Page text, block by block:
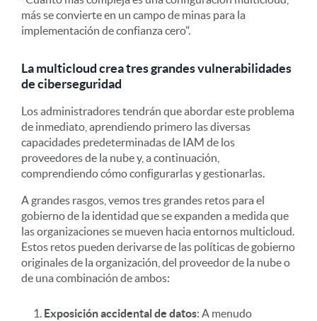
más se convierte en un campo de minas para la
implementación de confianza cero".
La multicloud crea tres grandes vulnerabilidades
de ciberseguridad
Los administradores tendrán que abordar este problema
de inmediato, aprendiendo primero las diversas
capacidades predeterminadas de IAM de los
proveedores de la nube y, a continuación,
comprendiendo cómo configurarlas y gestionarlas.
A grandes rasgos, vemos tres grandes retos para el
gobierno de la identidad que se expanden a medida que
las organizaciones se mueven hacia entornos multicloud.
Estos retos pueden derivarse de las políticas de gobierno
originales de la organización, del proveedor de la nube o
de una combinación de ambos:
Exposición accidental de datos: A menudo